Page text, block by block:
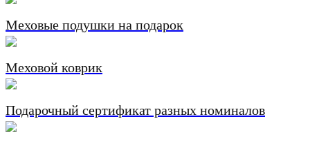
Меховые подушки на подарок
Меховой коврик
Подарочный сертификат разных номиналов